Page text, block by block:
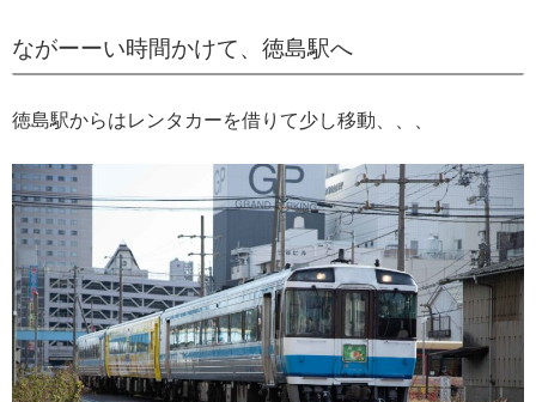
ながーーい時間かけて、徳島駅へ
徳島駅からはレンタカーを借りて少し移動、、、